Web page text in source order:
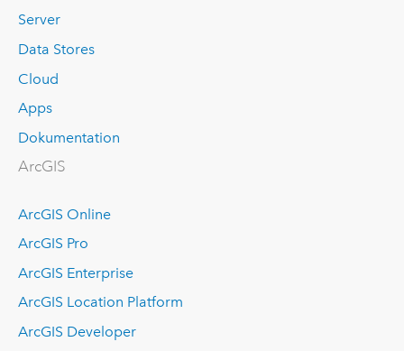
Server
Data Stores
Cloud
Apps
Dokumentation
ArcGIS
ArcGIS Online
ArcGIS Pro
ArcGIS Enterprise
ArcGIS Location Platform
ArcGIS Developer